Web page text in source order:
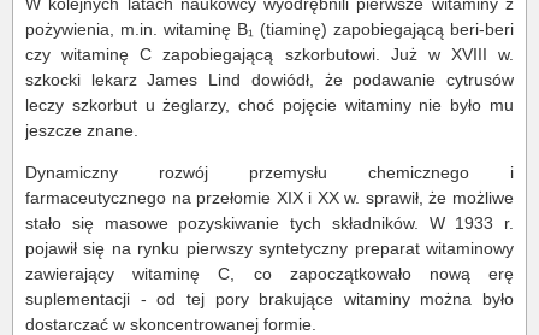
pożywienia, m.in. witaminę B₁ (tiaminę) zapobiegającą beri-beri
czy witaminę C zapobiegającą szkorbutowi. Już w XVIII w.
szkocki lekarz James Lind dowiódł, że podawanie cytrusów
leczy szkorbut u żeglarzy, choć pojęcie witaminy nie było mu
jeszcze znane.
Dynamiczny rozwój przemysłu chemicznego i
farmaceutycznego na przełomie XIX i XX w. sprawił, że możliwe
stało się masowe pozyskiwanie tych składników. W 1933 r.
pojawił się na rynku pierwszy syntetyczny preparat witaminowy
zawierający witaminę C, co zapoczątkowało nową erę
suplementacji - od tej pory brakujące witaminy można było
dostarczać w skoncentrowanej formie.